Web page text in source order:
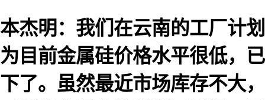
本杰明：我们在云南的工厂计
为目前金属硅价格水平很低，
下了。虽然最近市场库存不大